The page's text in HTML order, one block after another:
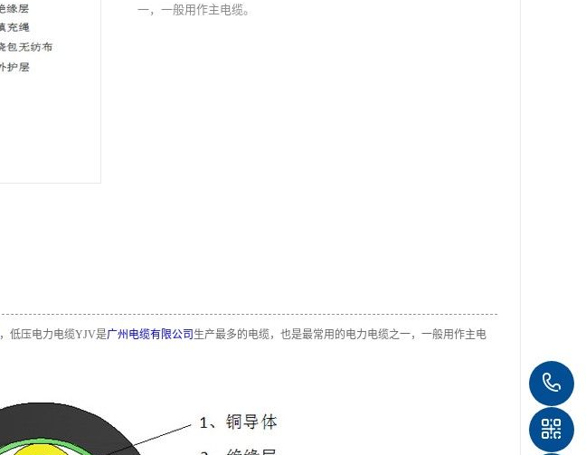
一，一般用作主电缆。
，低压电力电缆YJV是广州电缆有限公司 生产最多的电缆，也是最常用的电力电缆之一，一般用作主电